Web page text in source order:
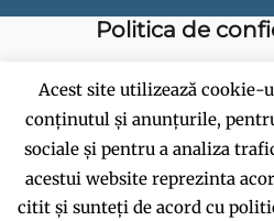
Acest site utilizează cookie-
conținutul și anunțurile,
sociale și pentru a analiza
acestui website reprezinta
citit și sunteți de acord cu
Politica de
Politica de
Termeni si